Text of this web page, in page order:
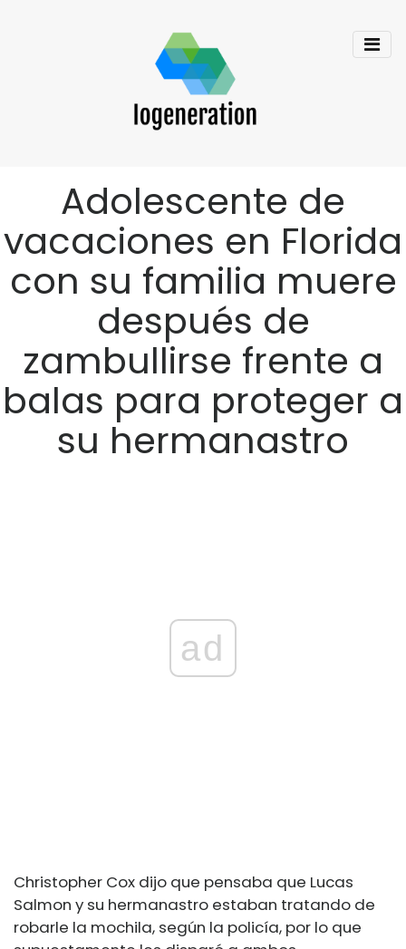
Adolescente de
vacaciones en Florida
con su familia muere
después de
zambullirse frente a
balas para proteger a
su hermanastro
ad
Christopher Cox dijo que pensaba que Lucas
Salmon y su hermanastro estaban tratando de
robarle la mochila, según la policía, por lo que